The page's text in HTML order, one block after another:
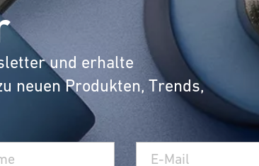
und erhalte
neuen Produkten, Trends,